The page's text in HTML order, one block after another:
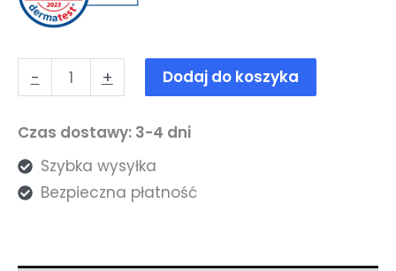
-
Lavule
2er
-
Serum
+ Dodaj do koszyka
Czas dostawy: 3-4 dni
Szybka wysyłka
Bezpieczna płatność